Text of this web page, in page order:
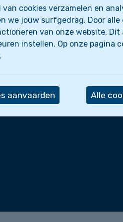
zijn we?
van cookies verzamelen en
we jouw surfgedrag. Door
van onze website. Dit
instellen. Op onze pagina
aanvaarden Alle